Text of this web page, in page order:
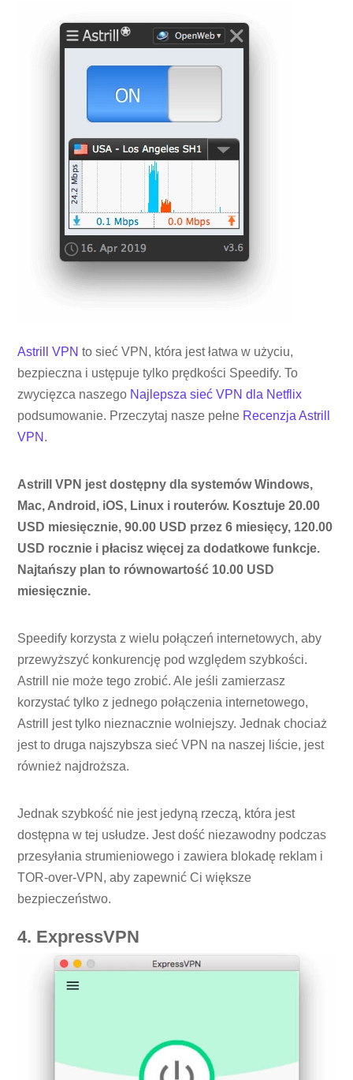
Astrill VPN to sieć VPN, która jest łatwa w użyciu,
bezpieczna i ustępuje tylko prędkości Speedify. To
zwycięzca naszego Najlepsza sieć VPN dla Netflix
podsumowanie. Przeczytaj nasze pełne Recenzja Astrill
VPN .
Astrill VPN jest dostępny dla systemów Windows,
Mac, Android, iOS, Linux i routerów. Kosztuje 20.00
USD miesięcznie, 90.00 USD przez 6 miesięcy, 120.00
USD rocznie i płacisz więcej za dodatkowe funkcje.
Najtańszy plan to równowartość 10.00 USD
miesięcznie.
Speedify korzysta z wielu połączeń internetowych, aby
przewyższyć konkurencję pod względem szybkości.
Astrill nie może tego zrobić. Ale jeśli zamierzasz
korzystać tylko z jednego połączenia internetowego,
Astrill jest tylko nieznacznie wolniejszy. Jednak chociaż
jest to druga najszybsza sieć VPN na naszej liście, jest
również najdroższa.
Jednak szybkość nie jest jedyną rzeczą, która jest
dostępna w tej usłudze. Jest dość niezawodny podczas
przesyłania strumieniowego i zawiera blokadę reklam i
TOR-over-VPN, aby zapewnić Ci większe
bezpieczeństwo.
4. ExpressVPN